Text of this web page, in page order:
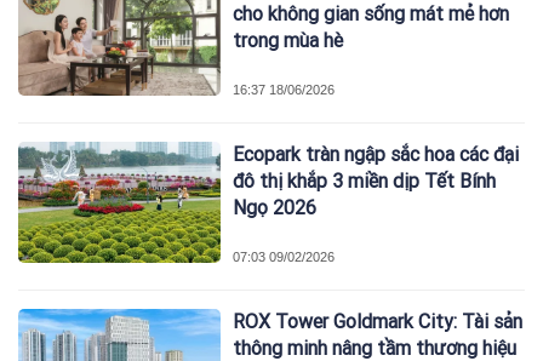
cho không gian sống mát mẻ hơn
trong mùa hè
16:37 18/06/2026
Ecopark tràn ngập sắc hoa các đại
đô thị khắp 3 miền dịp Tết Bính
Ngọ 2026
07:03 09/02/2026
ROX Tower Goldmark City: Tài sản
thông minh nâng tầm thương hiệu